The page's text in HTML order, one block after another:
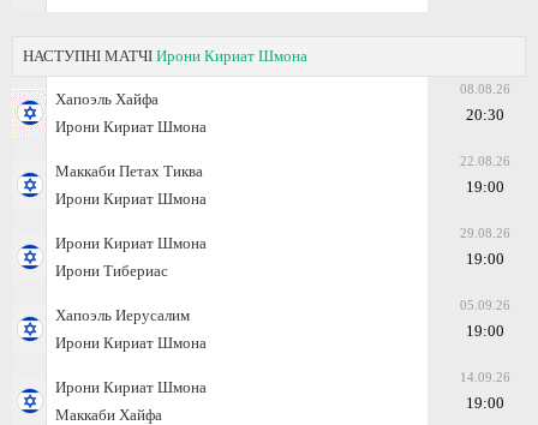
НАСТУПНІ МАТЧІ Ирони Кириат Шмона
Хапоэль Хайфа
Ирони Кириат Шмона
08.08.26
20:30
Маккаби Петах Тиква
Ирони Кириат Шмона
22.08.26
19:00
Ирони Кириат Шмона
Ирони Тибериас
29.08.26
19:00
Хапоэль Иерусалим
Ирони Кириат Шмона
05.09.26
19:00
Ирони Кириат Шмона
Маккаби Хайфа
14.09.26
19:00